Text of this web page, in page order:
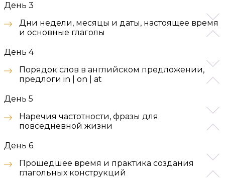
День 3
Дни недели, месяцы и даты, настоящее время
и основные глаголы
День 4
Порядок слов в английском предложении,
предлоги in | on | at
День 5
Наречия частотности, фразы для
повседневной жизни
День 6
Прошедшее время и практика создания
глагольных конструкций